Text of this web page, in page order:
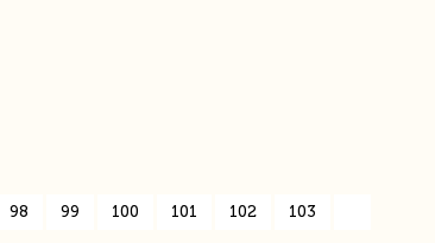
98 99 100 101 102 103